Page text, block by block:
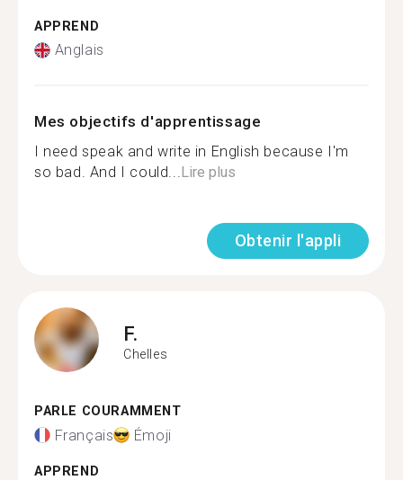
APPREND
Anglais
Mes objectifs d'apprentissage
I need speak and write in English because I'm
so bad. And I could...Lire plus
Obtenir l'appli
F.
Chelles
PARLE COURAMMENT
Français Émoji
APPREND